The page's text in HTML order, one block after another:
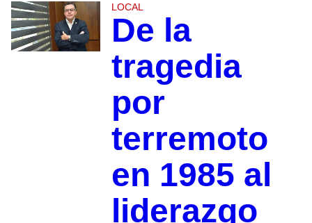
LOCAL
De la
tragedia
por
terremoto
en 1985 al
liderazgo